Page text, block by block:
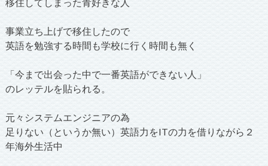
移住してしまった青好きな人
事業立ち上げで移住したので
英語を勉強する時間も学校に行く時間も無く
「今まで出会った中で一番英語ができない人」
のレッテルを貼られる。
元々システムエンジニアの為
足りない（というか無い）英語力をITの力を借りながら２
年海外生活中